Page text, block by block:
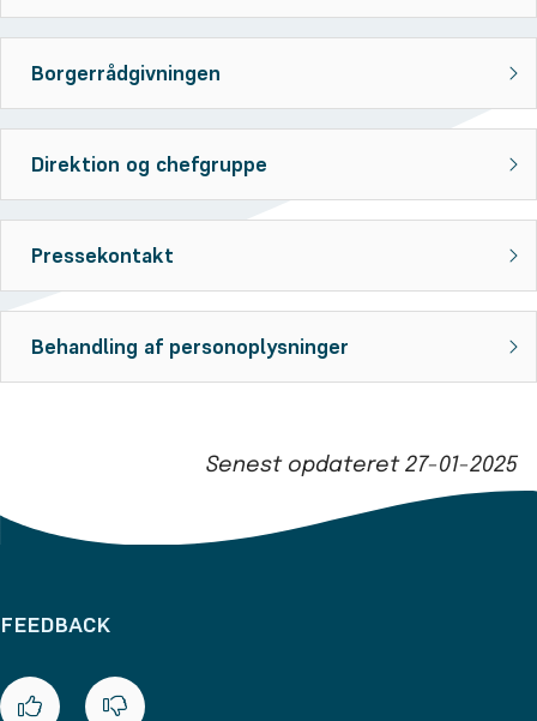
Borgerrådgivningen
Direktion og chefgruppe
Pressekontakt
Behandling af personoplysninger
Senest opdateret 27-01-2025
FEEDBACK